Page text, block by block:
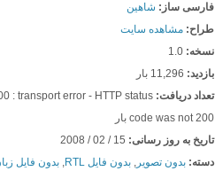
فارسی ساز: شاهین
طراح: مشاهده سایت
نسخه: 1.0
بازدید: 11,296 بار
تعداد دريافت: : transport error - HTTP status
code was not 200 بار
تاریخ به روز رسانی: 15 / 02 / 2008
دسته: بدون تصویر , بدون فایل RTL , بدون فایل